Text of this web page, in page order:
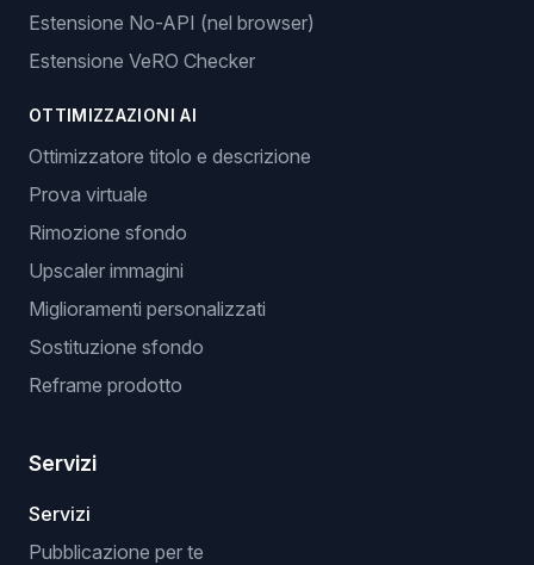
Estensione No-API (nel browser)
Estensione VeRO Checker
OTTIMIZZAZIONI AI
Ottimizzatore titolo e descrizione
Prova virtuale
Rimozione sfondo
Upscaler immagini
Miglioramenti personalizzati
Sostituzione sfondo
Reframe prodotto
Servizi
Servizi
Pubblicazione per te